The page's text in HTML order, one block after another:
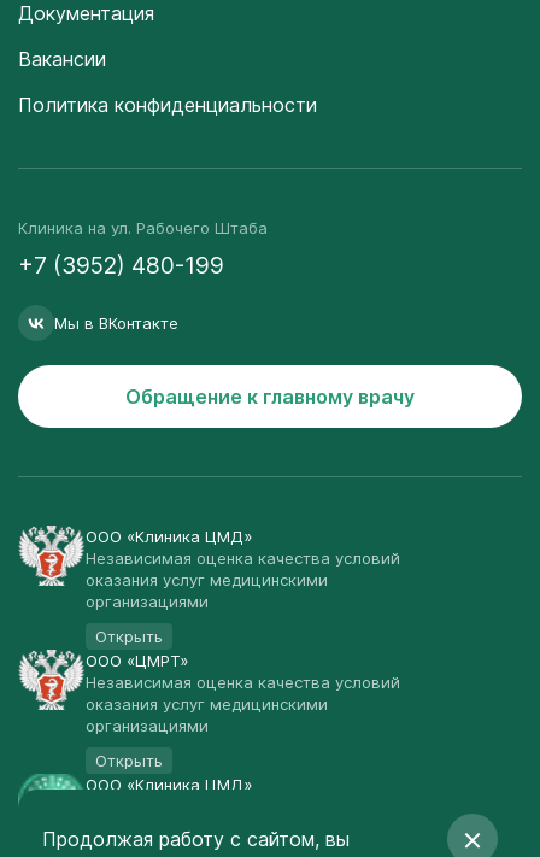
Документация
Вакансии
Политика конфиденциальности
Клиника на ул. Рабочего Штаба
+7 (3952) 480-199
Мы в ВКонтакте
Обращение к главному врачу
ООО «Клиника ЦМД»
Независимая оценка качества условий
оказания услуг медицинскими
организациями
Открыть
ООО «ЦМРТ»
Независимая оценка качества условий
оказания услуг медицинскими
организациями
Открыть
ООО «Клиника ЦМД»
Открыть
Продолжая работу с сайтом, вы